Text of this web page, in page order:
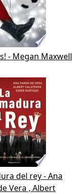
- Megan Maxwell
del rey - Ana
Vera , Albert